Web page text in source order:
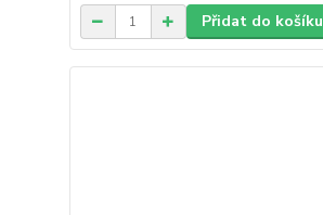
Přidat do košíku